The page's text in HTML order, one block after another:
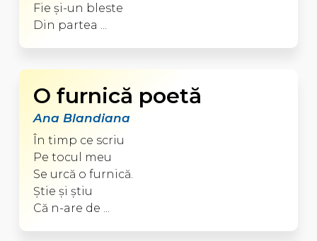
Fie şi-un bleste
Din partea ...
O furnică poetă
Ana Blandiana
În timp ce scriu
Pe tocul meu
Se urcă o furnică.
Ştie şi ştiu
Că n-are de ...